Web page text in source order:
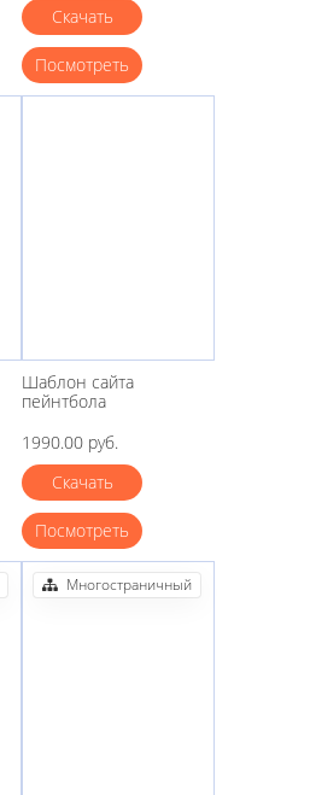
Скачать
Посмотреть
Шаблон сайта
пейнтбола
1990.00 руб.
Скачать
Посмотреть
Многостраничный